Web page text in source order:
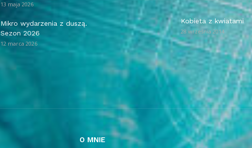
13 maja 2026
Mikro wydarzenia z duszą.
Sezon 2026
12 marca 2026
Kobieta z kwiatami
28 września 2014
O MNIE